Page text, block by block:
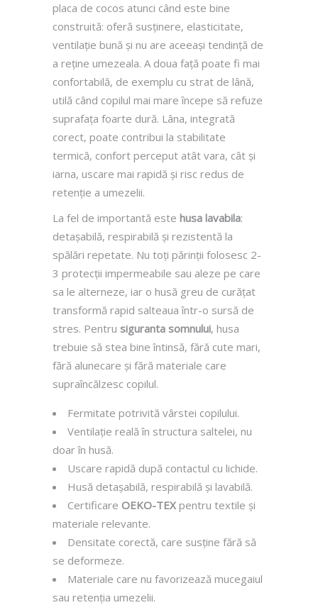
placa de cocos atunci când este bine
construită: oferă susținere, elasticitate,
ventilație bună și nu are aceeași tendință de
a reține umezeala. A doua față poate fi mai
confortabilă, de exemplu cu strat de lână,
utilă când copilul mai mare începe să refuze
suprafața foarte dură. Lâna, integrată
corect, poate contribui la stabilitate
termică, confort perceput atât vara, cât și
iarna, uscare mai rapidă și risc redus de
retenție a umezelii.
La fel de importantă este husa lavabila:
detașabilă, respirabilă și rezistentă la
spălări repetate. Nu toți părinții folosesc 2-
3 protecții impermeabile sau aleze pe care
sa le alterneze, iar o husă greu de curățat
transformă rapid salteaua într-o sursă de
stres. Pentru siguranta somnului, husa
trebuie să stea bine întinsă, fără cute mari,
fără alunecare și fără materiale care
supraîncălzesc copilul.
Fermitate potrivită vârstei copilului.
Ventilație reală în structura saltelei, nu
doar în husă.
Uscare rapidă după contactul cu lichide.
Husă detașabilă, respirabilă și lavabilă.
Certificare OEKO-TEX pentru textile și
materiale relevante.
Densitate corectă, care susține fără să
se deformeze.
Materiale care nu favorizează mucegaiul
sau retenția umezelii.